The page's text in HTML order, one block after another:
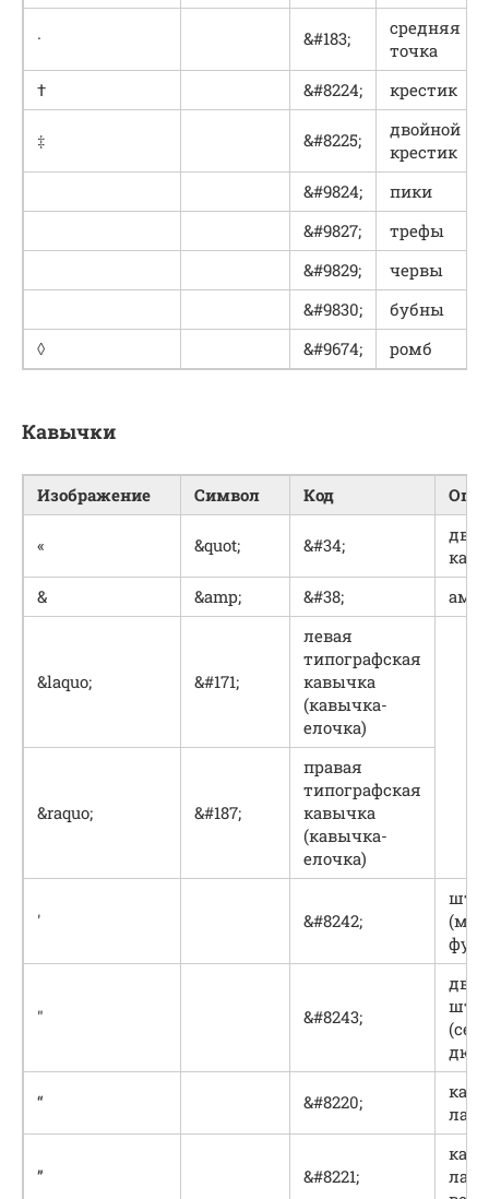
· &#183;
средняя
точка
†
&#8224; крестик
‡ &#8225;
двойной
крестик
&#9824;
пики
&#9827;
трефы
&#9829;
червы
&#9830;
бубны
◊
&#9674; ромб
Кавычки
Изображение Символ Код
« &quot; &#34;
&
&amp; &#38;
&laquo; &#171;
левая
типографская
кавычка
(кавычка-
елочка)
&raquo; &#187;
правая
типографская
кавычка
(кавычка-
елочка)
′ &#8242;
″ &#8243;
“ &#8220;
” &#8221;